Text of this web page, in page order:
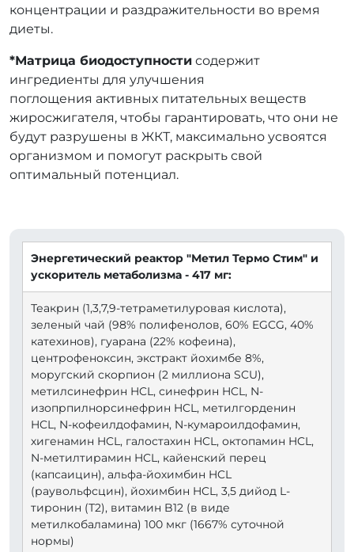
концентрации и раздражительности во время
диеты.
*Матрица биодоступности содержит
ингредиенты для улучшения
поглощения активных питательных веществ
жиросжигателя, чтобы гарантировать, что они не
будут разрушены в ЖКТ, максимально усвоятся
организмом и помогут раскрыть свой
оптимальный потенциал.
Энергетический реактор "Метил Термо Стим" и
ускоритель метаболизма - 417 мг:
Теакрин (1,3,7,9-тетраметилуровая кислота),
зеленый чай (98% полифенолов, 60% EGCG, 40%
катехинов), гуарана (22% кофеина),
центрофеноксин, экстракт йохимбе 8%,
моругский скорпион (2 миллиона SCU),
метилсинефрин HCL, синефрин HCL, N-
изопрпилнорсинефрин HCL, метилгорденин
HCL, N-кофеилдофамин, N-кумароилдофамин,
хигенамин HCL, галостахин HCL, октопамин HCL,
N-метилтирамин HCL, кайенский перец
(капсаицин), альфа-йохимбин HCL
(раувольфсцин), йохимбин HCL, 3,5 дийод L-
тиронин (Т2), витамин B12 (в виде
метилкобаламина) 100 мкг (1667% суточной
нормы)